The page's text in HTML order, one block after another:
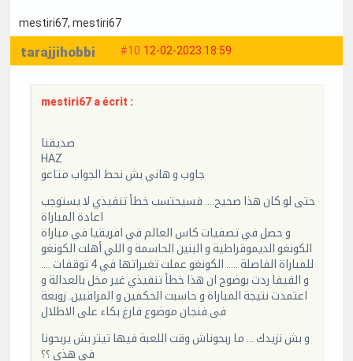
mestiri67, mestiri67
#10 12-02-2023 18:59
tarajjihobbi
mestiri67 a écrit :
صديقنا
HAZ
جاوب و هاني بش نحط الجواب متاعو
حتى لو كان هذا صحيح.... فسيحتسب خطأ تنفيذي لا يستوجب
اعادة المباراة
و حصل في تصفيات كاس العالم في افريقيا في مباراة
الكونغو الديموقراطية و البنين الحاسمة و اللي أهلت الكونغو
للمباراة الفاصلة ..... الكونغو عملت تغيراتها في 4 توقفات ....
و الفيفا ردت بوضوح ان هذا خطأ تنفيذي غير مخل بالعدالة و
اعتمدت نتيجة المباراة و حاسبت الحكمين و المراقبين. زوبعة
فى فنجان موضوع فارغ بكاء على الاطلال
و بش نزيدك … ما ربحوناش وقت اللعبة فيها تيتر بش يربحونا
في هذي ؟؟